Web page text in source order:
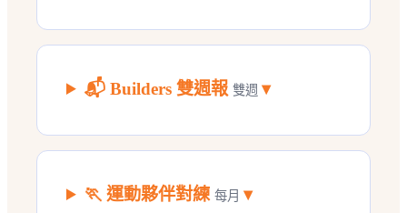
📬 Builders 雙週報雙週▾
🏃 運動夥伴對練每月▾